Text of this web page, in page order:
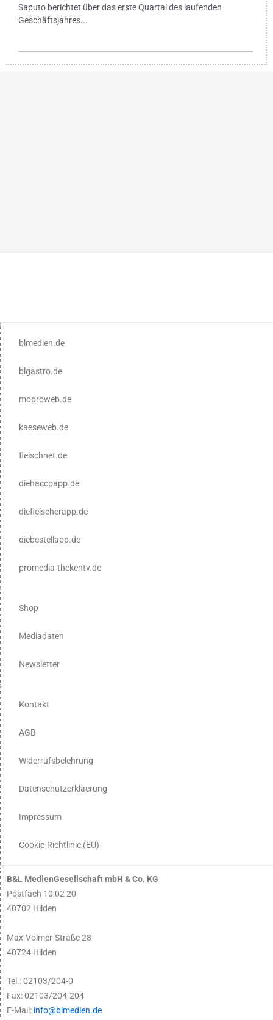
Saputo berichtet über das erste Quartal des laufenden
Geschäftsjahres...
blmedien.de
blgastro.de
moproweb.de
kaeseweb.de
fleischnet.de
diehaccpapp.de
diefleischerapp.de
diebestellapp.de
promedia-thekentv.de
Shop
Mediadaten
Newsletter
Kontakt
AGB
Widerrufsbelehrung
Datenschutzerklaerung
Impressum
Cookie-Richtlinie (EU)
B&L MedienGesellschaft mbH & Co. KG
Postfach 10 02 20
40702 Hilden
Max-Volmer-Straße 28
40724 Hilden
Tel.: 02103/204-0
Fax: 02103/204-204
E-Mail: info@blmedien.de